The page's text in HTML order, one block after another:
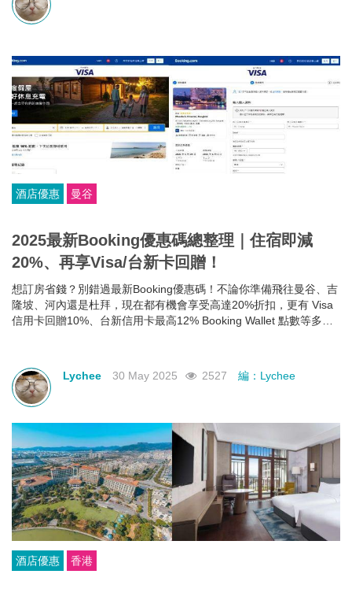
酒店優惠 曼谷
2025最新Booking優惠碼總整理｜住宿即減
20%、再享Visa/台新卡回贈！
想訂房省錢？別錯過最新Booking優惠碼！不論你準備飛往曼谷、吉
隆坡、河內還是杜拜，現在都有機會享受高達20%折扣，更有 Visa
信用卡回贈10%、台新信用卡最高12% Booking Wallet 點數等多重
Lychee 30 May 2025 2527 編：Lychee
酒店優惠 香港